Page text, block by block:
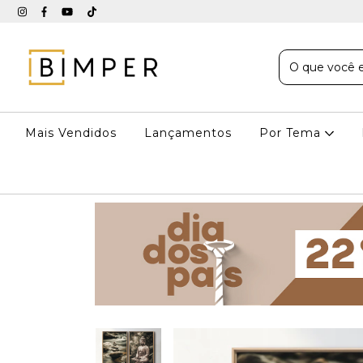
Mais Vendidos Lançamentos Por Tema